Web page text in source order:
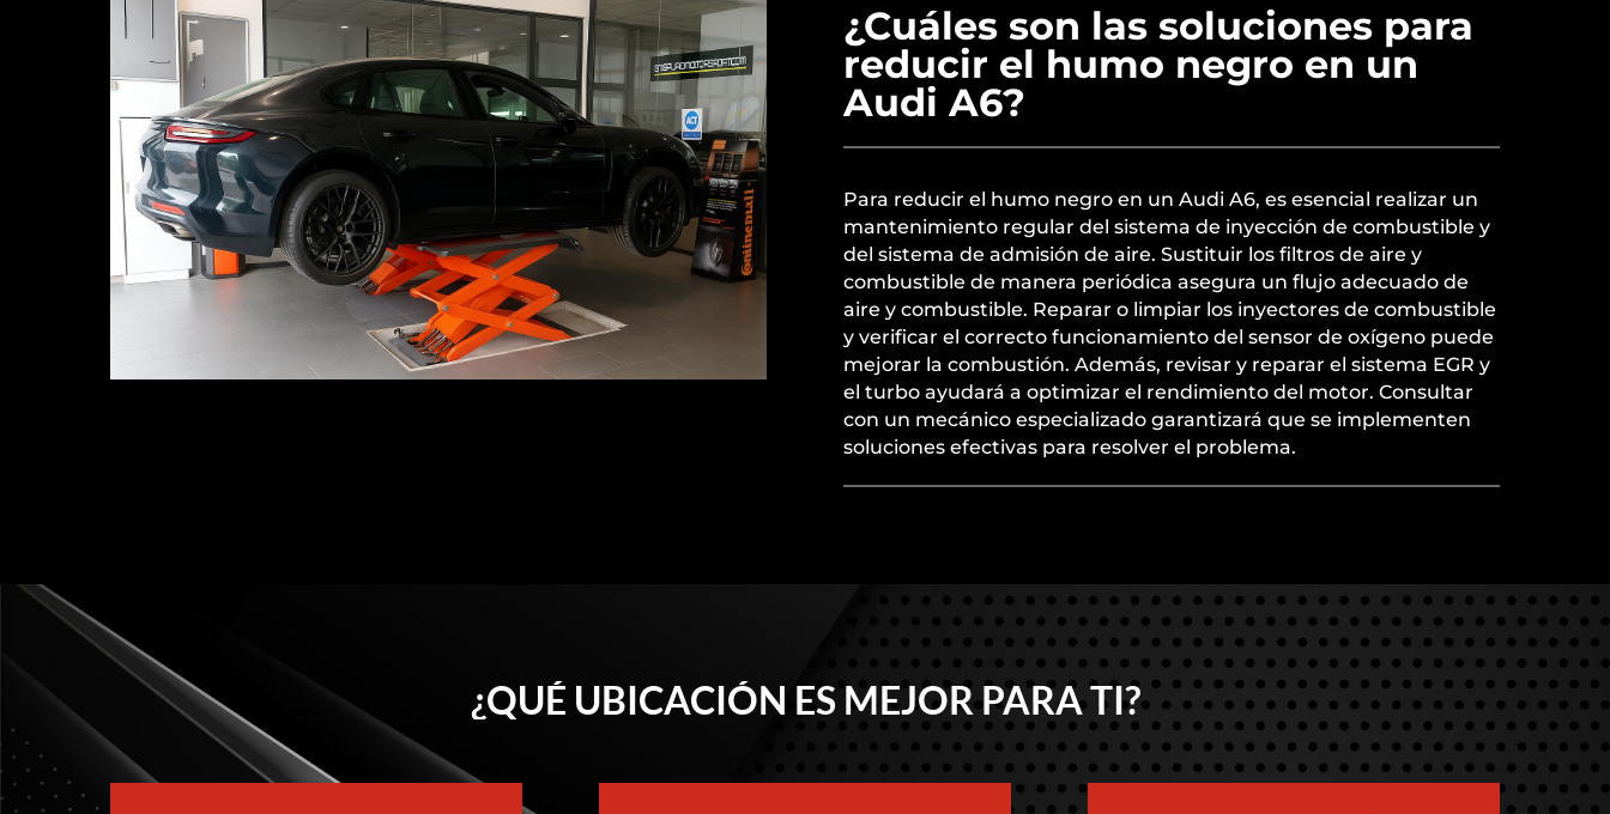
¿Cuáles son las soluciones para
reducir el humo negro en un
Audi A6?
Para reducir el humo negro en un Audi A6, es esencial realizar un
mantenimiento regular del sistema de inyección de combustible y
del sistema de admisión de aire. Sustituir los filtros de aire y
combustible de manera periódica asegura un flujo adecuado de
aire y combustible. Reparar o limpiar los inyectores de combustible
y verificar el correcto funcionamiento del sensor de oxígeno puede
mejorar la combustión. Además, revisar y reparar el sistema EGR y
el turbo ayudará a optimizar el rendimiento del motor. Consultar
con un mecánico especializado garantizará que se implementen
soluciones efectivas para resolver el problema.
¿QUÉ UBICACIÓN ES MEJOR PARA TI?